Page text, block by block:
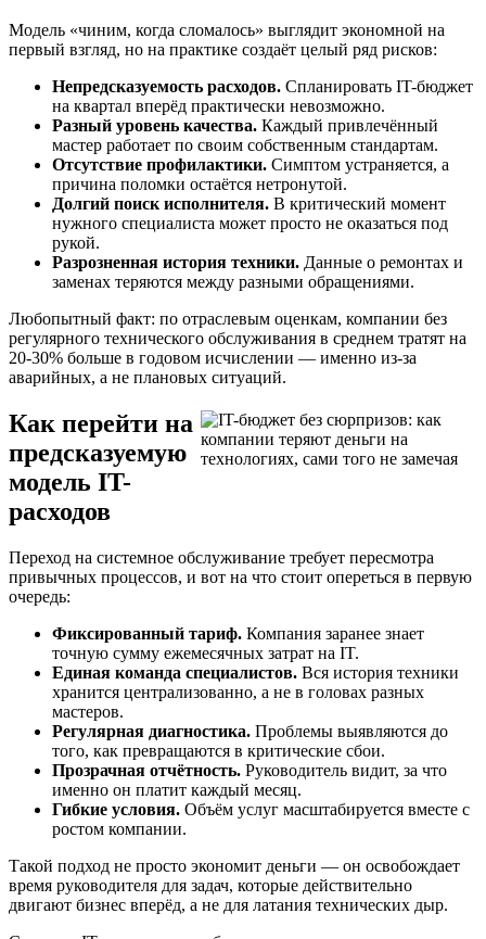
Модель «чиним, когда сломалось» выглядит экономной на
первый взгляд, но на практике создаёт целый ряд рисков:
Непредсказуемость расходов. Спланировать IT-бюджет
на квартал вперёд практически невозможно.
Разный уровень качества. Каждый привлечённый
мастер работает по своим собственным стандартам.
Отсутствие профилактики. Симптом устраняется, а
причина поломки остаётся нетронутой.
Долгий поиск исполнителя. В критический момент
нужного специалиста может просто не оказаться под
рукой.
Разрозненная история техники. Данные о ремонтах и
заменах теряются между разными обращениями.
Любопытный факт: по отраслевым оценкам, компании без
регулярного технического обслуживания в среднем тратят на
20-30% больше в годовом исчислении — именно из-за
аварийных, а не плановых ситуаций.
Как перейти на
предсказуемую
модель IT-
расходов
Переход на системное обслуживание требует пересмотра
привычных процессов, и вот на что стоит опереться в первую
очередь:
Фиксированный тариф. Компания заранее знает
точную сумму ежемесячных затрат на IT.
Единая команда специалистов. Вся история техники
хранится централизованно, а не в головах разных
мастеров.
Регулярная диагностика. Проблемы выявляются до
того, как превращаются в критические сбои.
Прозрачная отчётность. Руководитель видит, за что
именно он платит каждый месяц.
Гибкие условия. Объём услуг масштабируется вместе с
ростом компании.
Такой подход не просто экономит деньги — он освобождает
время руководителя для задач, которые действительно
двигают бизнес вперёд, а не для латания технических дыр.